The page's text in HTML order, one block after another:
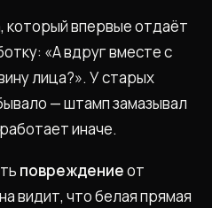
который впервые отдаёт
«А вдруг вместе с
лица?». У старых
— штамп замазывал
иначе.
повреждениеот
видит, что белая прямая